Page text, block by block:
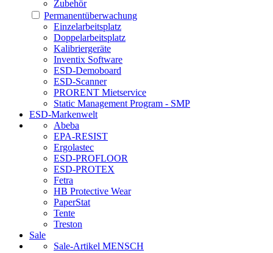
Zubehör
Permanentüberwachung
Einzelarbeitsplatz
Doppelarbeitsplatz
Kalibriergeräte
Inventix Software
ESD-Demoboard
ESD-Scanner
PRORENT Mietservice
Static Management Program - SMP
ESD-Markenwelt
Abeba
EPA-RESIST
Ergolastec
ESD-PROFLOOR
ESD-PROTEX
Fetra
HB Protective Wear
PaperStat
Tente
Treston
Sale
Sale-Artikel MENSCH